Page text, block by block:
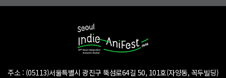
주소 : (05113)서울특별시 광진구 뚝섬로64길 50, 101호(자양동, 꼭두빌딩)